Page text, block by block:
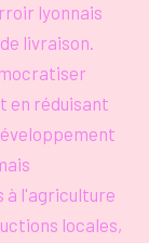
lyonnais
livraison.
en réduisant
à l'agriculture
locales,